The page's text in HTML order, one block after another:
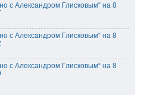
с Александром Глисковым“ на 8
с Александром Глисковым“ на 8
с Александром Глисковым“ на 8